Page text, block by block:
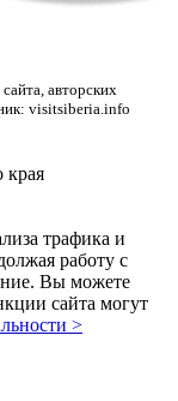
авторских
visitsiberia.info
края
трафика и
работу с
Вы можете
сайта могут
>